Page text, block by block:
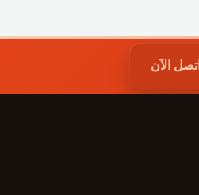
اتصل الآن